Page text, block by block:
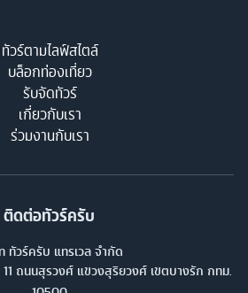
ทัวร์ตามไลฟ์สไตล์
บล็อกท่องเที่ยว
รับจัดทัวร์
เกี่ยวกับเรา
ร่วมงานกับเรา
ติดต่อทัวร์ครับ
ทัวร์ครับ แทรเวล จำกัด
ถนนสุรวงศ์ แขวงสุริยวงศ์ เขตบางรัก กทม.